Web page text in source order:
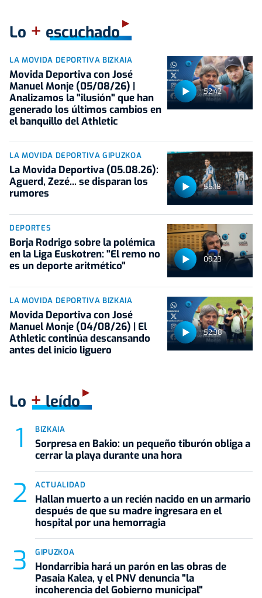
Lo + escuchado
52:42
LA MOVIDA DEPORTIVA BIZKAIA
Movida Deportiva con José
Manuel Monje (05/08/26) |
Analizamos la "ilusión" que han
generado los últimos cambios en
el banquillo del Athletic
55:18
LA MOVIDA DEPORTIVA GIPUZKOA
La Movida Deportiva (05.08.26):
Aguerd, Zezé... se disparan los
rumores
09:23
DEPORTES
Borja Rodrigo sobre la polémica
en la Liga Euskotren: "El remo no
es un deporte aritmético"
52:38
LA MOVIDA DEPORTIVA BIZKAIA
Movida Deportiva con José
Manuel Monje (04/08/26) | El
Athletic continúa descansando
antes del inicio liguero
Lo +leído
BIZKAIA
Sorpresa en Bakio: un pequeño tiburón obliga a
cerrar la playa durante una hora
ACTUALIDAD
Hallan muerto a un recién nacido en un armario
después de que su madre ingresara en el
hospital por una hemorragia
GIPUZKOA
Hondarribia hará un parón en las obras de
Pasaia Kalea, y el PNV denuncia "la
incoherencia del Gobierno municipal"